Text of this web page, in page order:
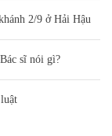
2/9 ở Hải Hậu
sĩ nói gì?